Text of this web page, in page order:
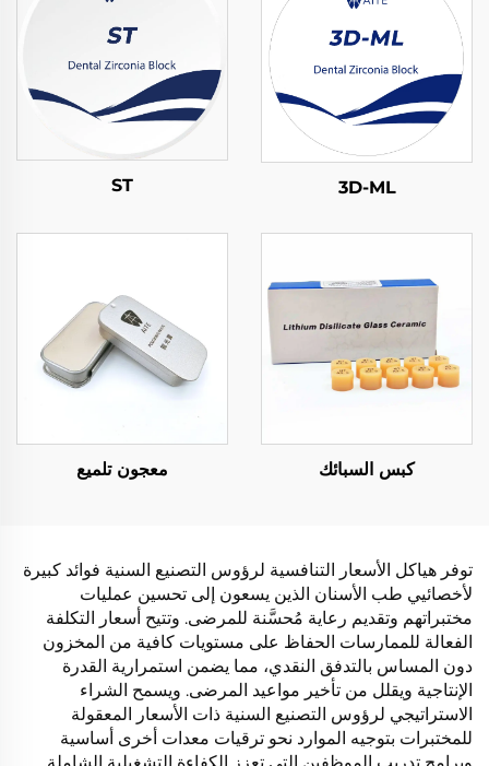
3D-ML
ST
كبس السبائك معجون تلميع
توفر هياكل الأسعار التنافسية لرؤوس التصنيع السنية فوائد كبيرة
لأخصائيي طب الأسنان الذين يسعون إلى تحسين عمليات
مختبراتهم وتقديم رعاية مُحسَّنة للمرضى. وتتيح أسعار التكلفة
الفعالة للممارسات الحفاظ على مستويات كافية من المخزون
دون المساس بالتدفق النقدي، مما يضمن استمرارية القدرة
الإنتاجية ويقلل من تأخير مواعيد المرضى. ويسمح الشراء
الاستراتيجي لرؤوس التصنيع السنية ذات الأسعار المعقولة
للمختبرات بتوجيه الموارد نحو ترقيات معدات أخرى أساسية